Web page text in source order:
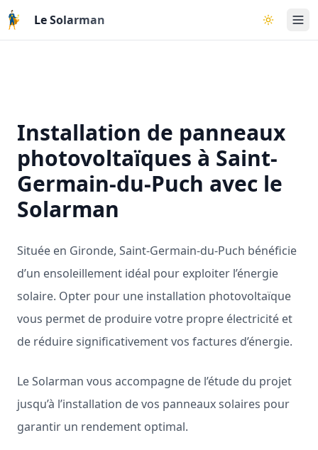
Aller au contenu principal
Le Solarman Basculer
Installation de panneaux
photovoltaïques à Saint-
Germain-du-Puch avec le
Solarman
Située en Gironde, Saint-Germain-du-Puch bénéficie
d’un ensoleillement idéal pour exploiter l’énergie
solaire. Opter pour une installation photovoltaïque
vous permet de produire votre propre électricité et
de réduire significativement vos factures d’énergie.
Le Solarman vous accompagne de l’étude du projet
jusqu’à l’installation de vos panneaux solaires pour
garantir un rendement optimal.